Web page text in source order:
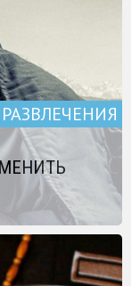
РАЗВЛЕЧЕНИЯ